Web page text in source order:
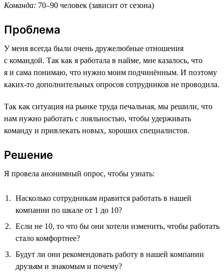
Команда: 70–90 человек (зависит от сезона)
Проблема
У меня всегда были очень дружелюбные отношения
с командой. Так как я работала в найме, мне казалось, что
я и сама понимаю, что нужно моим подчинённым. И поэтому
каких-то дополнительных опросов сотрудников не проводила.
Так как ситуация на рынке труда печальная, мы решили, что
нам нужно работать с лояльностью, чтобы удерживать
команду и привлекать новых, хороших специалистов.
Решение
Я провела анонимный опрос, чтобы узнать:
Насколько сотрудникам нравится работать в нашей
компании по шкале от 1 до 10?
Если не 10, то что бы они хотели изменить, чтобы работать
стало комфортнее?
Будут ли они рекомендовать работу в нашей компании
друзьям и знакомым и почему?